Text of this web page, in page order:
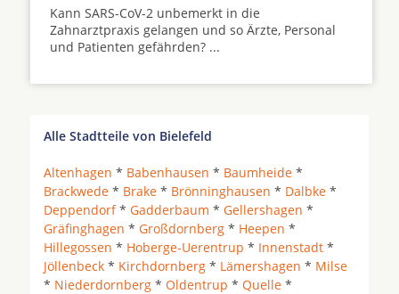
Kann SARS-CoV-2 unbemerkt in die
Zahnarztpraxis gelangen und so Ärzte, Personal
und Patienten gefährden? ...
Alle Stadtteile von Bielefeld
Altenhagen * Babenhausen * Baumheide *
Brackwede * Brake * Brönninghausen * Dalbke *
Deppendorf* Gadderbaum * Gellershagen *
Gräfinghagen * Großdornberg * Heepen *
Hillegossen * Hoberge-Uerentrup * Innenstadt *
Jöllenbeck * Kirchdornberg * Lämershagen * Milse
* Niederdornberg * Oldentrup * Quelle *